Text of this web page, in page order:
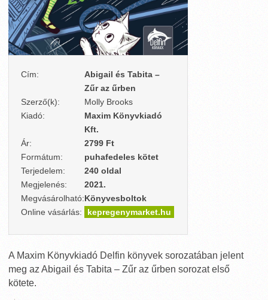
Cím:
Abigail és Tabita –
Zűr az űrben
Szerző(k):
Molly Brooks
Kiadó:
Maxim Könyvkiadó
Kft.
Ár:
2799 Ft
Formátum:
puhafedeles kötet
Terjedelem:
240 oldal
Megjelenés:
2021.
Megvásárolható:Könyvesboltok
Online vásárlás:
kepregenymarket.hu
A Maxim Könyvkiadó Delfin könyvek sorozatában jelent
meg az Abigail és Tabita – Zűr az űrben sorozat első
kötete.